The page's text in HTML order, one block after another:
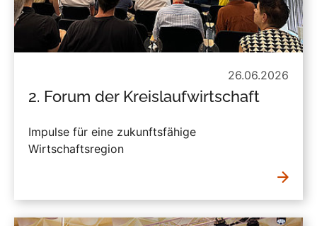
26.06.2026
2. Forum der Kreislaufwirtschaft
Impulse für eine zukunftsfähige
Wirtschaftsregion